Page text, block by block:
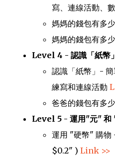
寫、連線活動、
媽媽的錢包有多
媽媽的錢包有多
Level 4 - 認識 「紙幣」
認識 「紙幣」-
練寫和連線活動
爸爸的錢包有多
Level 5 - 運用 "元" 和
運用 "硬幣" 購物
$0.2" ) Link >>